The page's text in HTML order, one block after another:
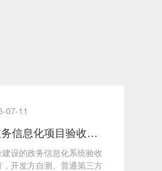
07-11
四川政务信息化项目验收，专家优先采信 四川CNAS 软件测试报告的五大核心原因
建设的政务信息化系统验收
开发方自测、普通第三方